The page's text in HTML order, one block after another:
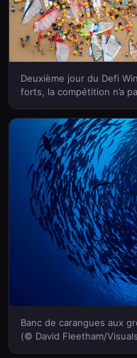
Deuxième jour du Defi
forts, la compétition n’a
France)
Banc de carangues aux
(© David Fleetham/